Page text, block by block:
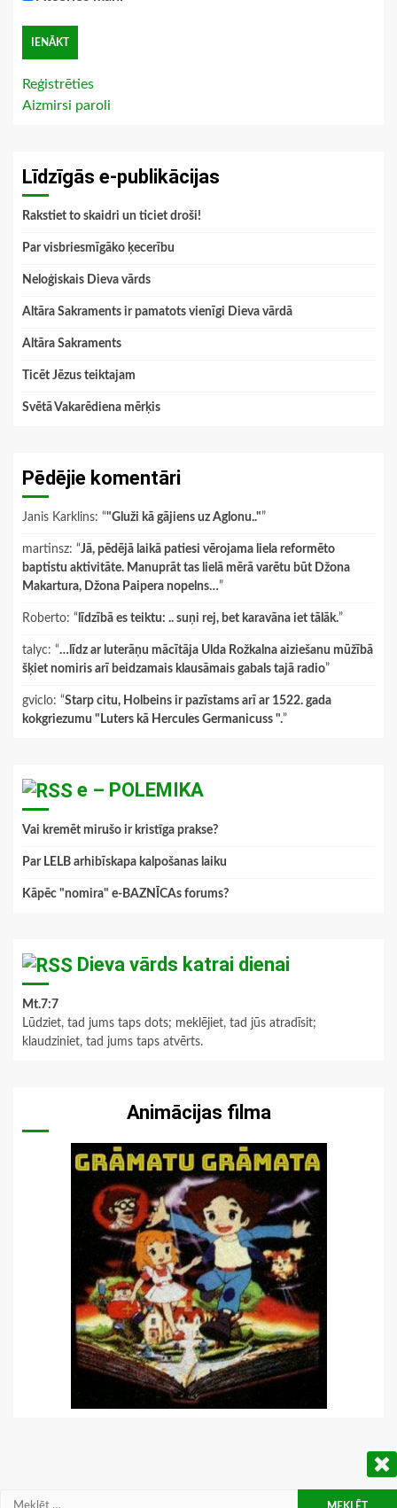
Reģistrēties
Aizmirsi paroli
Līdzīgās e-publikācijas
Rakstiet to skaidri un ticiet droši!
Par visbriesmīgāko ķecerību
Neloģiskais Dieva vārds
Altāra Sakraments ir pamatots vienīgi Dieva vārdā
Altāra Sakraments
Ticēt Jēzus teiktajam
Svētā Vakarēdiena mērķis
Pēdējie komentāri
Janis Karklins: “"Gluži kā gājiens uz Aglonu.."”
martinsz: “Jā, pēdējā laikā patiesi vērojama liela reformēto
baptistu aktivitāte. Manuprāt tas lielā mērā varētu būt Džona
Makartura, Džona Paipera nopelns…”
Roberto: “ līdzībā es teiktu: .. suņi rej, bet karavāna iet tālāk.”
talyc: “…līdz ar luterāņu mācītāja Ulda Rožkalna aiziešanu mūžībā
šķiet nomiris arī beidzamais klausāmais gabals tajā radio”
gviclo: “Starp citu, Holbeins ir pazīstams arī ar 1522. gada
kokgriezumu "Luters kā Hercules Germanicuss ".”
e – POLEMIKA
Vai kremēt mirušo ir kristīga prakse?
Par LELB arhibīskapa kalpošanas laiku
Kāpēc "nomira" e-BAZNĪCAs forums?
Dieva vārds katrai dienai
Mt.7:7
Lūdziet, tad jums taps dots; meklējiet, tad jūs atradīsit;
klaudziniet, tad jums taps atvērts.
Animācijas filma
Meklēt: